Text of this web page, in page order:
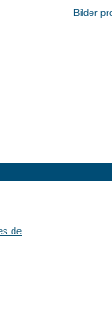
Bilder